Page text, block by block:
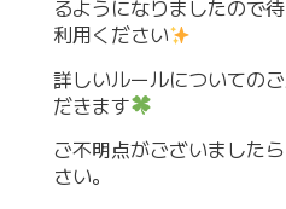
るようになりましたので
利用ください
詳しいルールについての
だきます
ご不明点がございました
さい。